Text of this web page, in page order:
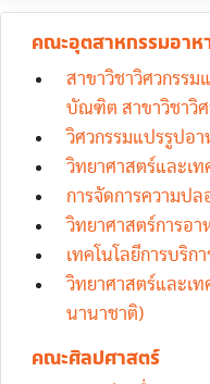
คณะอุตสาหกรรมอาห
สาขาวิชาวิศวกรรม
บัณฑิต สาขาวิชาวิศ
วิศวกรรมแปรรูปอา
วิทยาศาสตร์และเท
การจัดการความปล
วิทยาศาสตร์การอา
เทคโนโลยีการบริก
วิทยาศาสตร์และเท
นานาชาติ)
คณะศิลปศาสตร์